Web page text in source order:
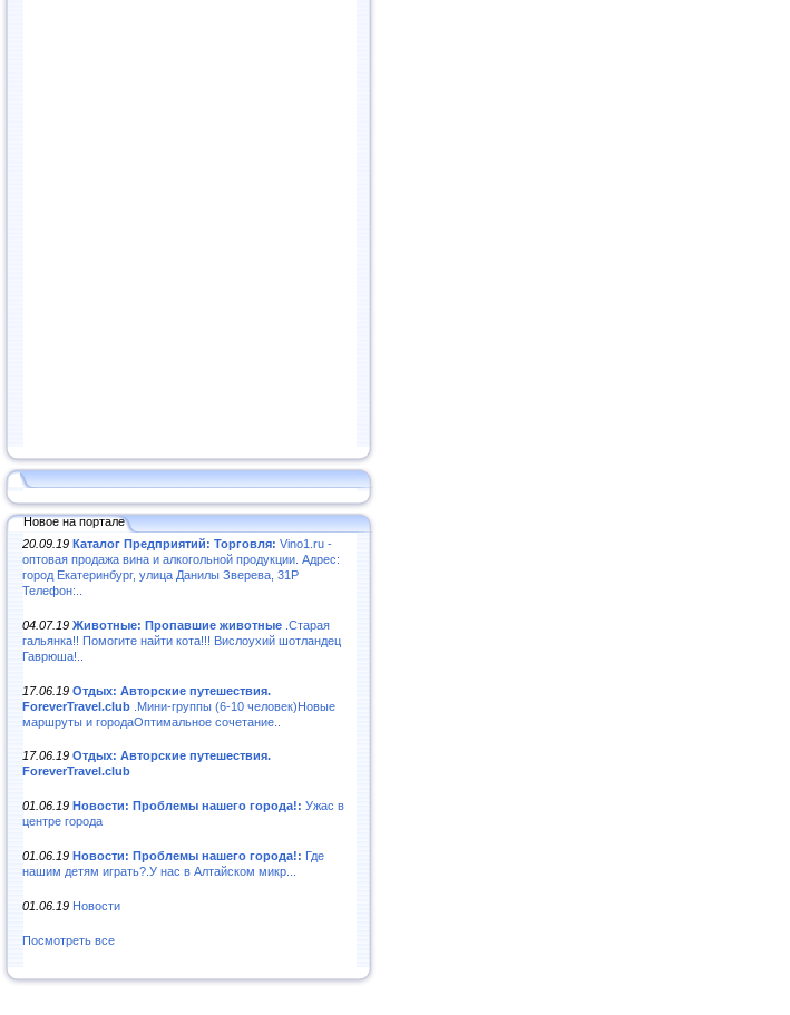
Новое на портале
20.09.19 Каталог Предприятий: Торговля: Vino1.ru -
оптовая продажа вина и алкогольной продукции. Адрес:
город Екатеринбург, улица Данилы Зверева, 31Р
Телефон:..
04.07.19 Животные: Пропавшие животные .Старая
гальянка!! Помогите найти кота!!! Вислоухий шотландец
Гаврюша!..
17.06.19 Отдых: Авторские путешествия.
ForeverTravel.club .Мини-группы (6-10 человек)Новые
маршруты и городаОптимальное сочетание..
17.06.19 Отдых: Авторские путешествия.
ForeverTravel.club
01.06.19 Новости: Проблемы нашего города!: Ужас в
центре города
01.06.19 Новости: Проблемы нашего города!: Где
нашим детям играть?.У нас в Алтайском микр...
01.06.19 Новости
Посмотреть все